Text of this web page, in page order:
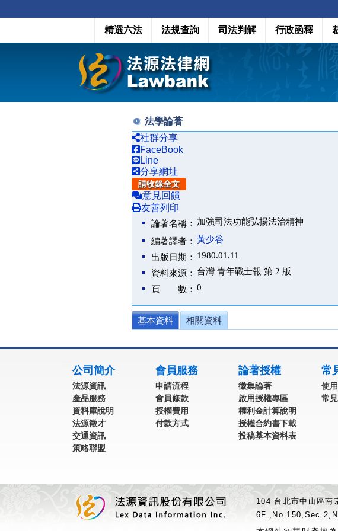
精選六法 法規查詢 司法判解 行政函釋
法學論著
社群分享
FaceBook
Line
分享網址
請收錄全文
意見回饋
友善列印
論著名稱： 加強司法功能弘揚法治精神
編著譯者： 黃少谷
出版日期： 1980.01.11
資料來源： 台灣 青年戰士報 第 2 版
頁 數： 0
基本資料 相關資料
公司簡介
法源資訊
產品服務
資料庫說明
法源徵才
交通資訊
策略聯盟
會員服務
申請流程
會員條款
授權費用
付款方式
論著授權
徵集論著
啟用授權專區
權利金計算說明
授權合約書下載
投稿基本資料表
常
使
常
104 台北市中山區南